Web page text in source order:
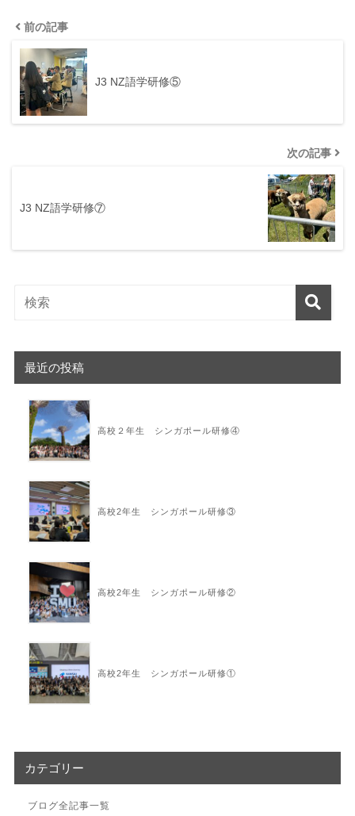
前の記事
J3 NZ語学研修⑤
次の記事
J3 NZ語学研修⑦
最近の投稿
高校２年生 シンガポール研修④
高校2年生 シンガポール研修③
高校2年生 シンガポール研修②
高校2年生 シンガポール研修①
カテゴリー
ブログ全記事一覧